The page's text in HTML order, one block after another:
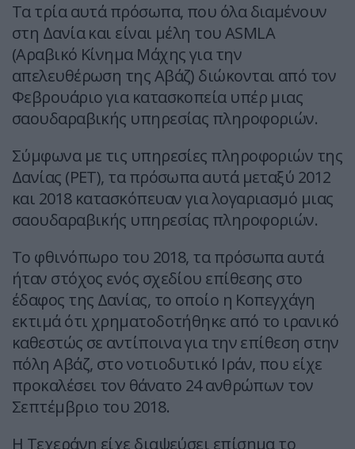
Τα τρία αυτά πρόσωπα, που όλα διαμένουν
στη Δανία και είναι μέλη του ASMLA
(Αραβικό Κίνημα Μάχης για την
απελευθέρωση της Αβάζ) διώκονται από τον
Φεβρουάριο για κατασκοπεία υπέρ μιας
σαουδαραβικής υπηρεσίας πληροφοριών.
Σύμφωνα με τις υπηρεσίες πληροφοριών της
Δανίας (PET), τα πρόσωπα αυτά μεταξύ 2012
και 2018 κατασκόπευαν για λογαριασμό μιας
σαουδαραβικής υπηρεσίας πληροφοριών.
Το φθινόπωρο του 2018, τα πρόσωπα αυτά
ήταν στόχος ενός σχεδίου επίθεσης στο
έδαφος της Δανίας, το οποίο η Κοπεγχάγη
εκτιμά ότι χρηματοδοτήθηκε από το ιρανικό
καθεστώς σε αντίποινα για την επίθεση στην
πόλη Αβάζ, στο νοτιοδυτικό Ιράν, που είχε
προκαλέσει τον θάνατο 24 ανθρώπων τον
Σεπτέμβριο του 2018.
Η Τεχεράνη είχε διαψεύσει επίσημα το